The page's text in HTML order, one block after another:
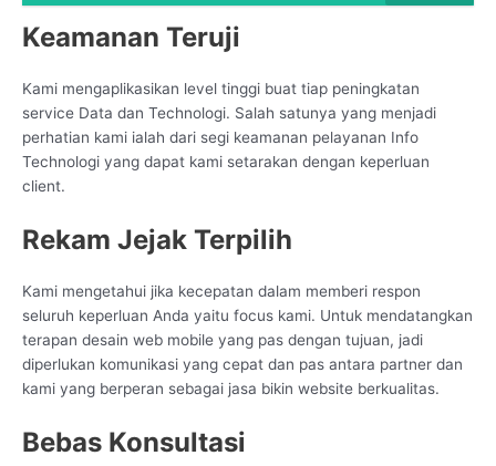
Keamanan Teruji
Kami mengaplikasikan level tinggi buat tiap peningkatan
service Data dan Technologi. Salah satunya yang menjadi
perhatian kami ialah dari segi keamanan pelayanan Info
Technologi yang dapat kami setarakan dengan keperluan
client.
Rekam Jejak Terpilih
Kami mengetahui jika kecepatan dalam memberi respon
seluruh keperluan Anda yaitu focus kami. Untuk mendatangkan
terapan desain web mobile yang pas dengan tujuan, jadi
diperlukan komunikasi yang cepat dan pas antara partner dan
kami yang berperan sebagai jasa bikin website berkualitas.
Bebas Konsultasi